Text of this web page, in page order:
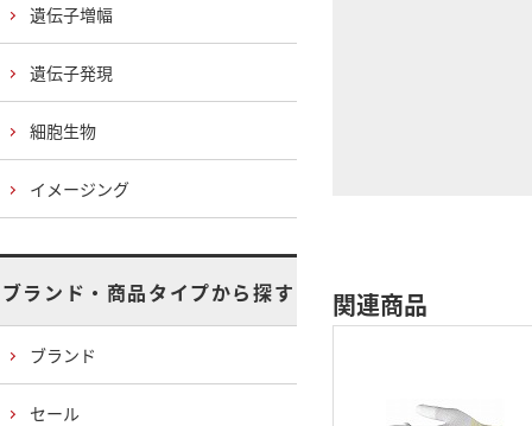
関連商品
遺伝子増幅
遺伝子発現
細胞生物
イメージング
ブランド・商品タイプから探す
ブランド
セール